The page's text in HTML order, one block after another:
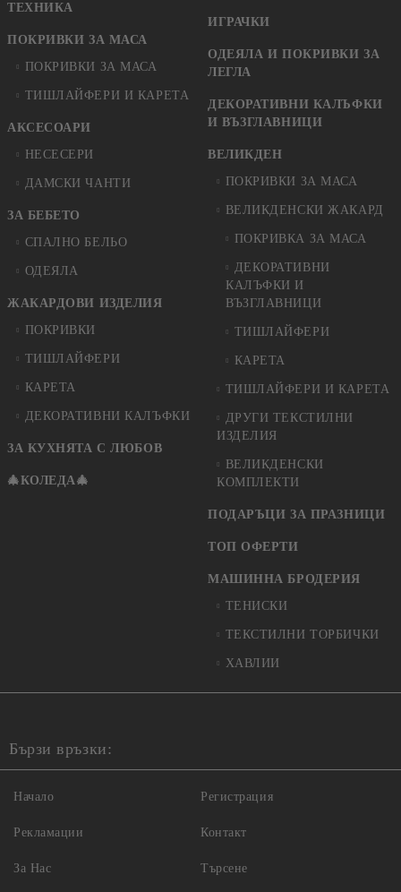
ТЕХНИКА
ПОКРИВКИ ЗА МАСА
ПОКРИВКИ ЗА МАСА
ТИШЛАЙФЕРИ И КАРЕТА
АКСЕСОАРИ
НЕСЕСЕРИ
ДАМСКИ ЧАНТИ
ЗА БЕБЕТО
СПАЛНО БЕЛЬО
ОДЕЯЛА
ЖАКАРДОВИ ИЗДЕЛИЯ
ПОКРИВКИ
ТИШЛАЙФЕРИ
КАРЕТА
ДЕКОРАТИВНИ КАЛЪФКИ
ЗА КУХНЯТА С ЛЮБОВ
🎄КОЛЕДА🎄
ИГРАЧКИ
ОДЕЯЛА И ПОКРИВКИ ЗА
ЛЕГЛА
ДЕКОРАТИВНИ КАЛЪФКИ
И ВЪЗГЛАВНИЦИ
ВЕЛИКДЕН
ПОКРИВКИ ЗА МАСА
ВЕЛИКДЕНСКИ ЖАКАРД
ПОКРИВКА ЗА МАСА
ДЕКОРАТИВНИ
КАЛЪФКИ И
ВЪЗГЛАВНИЦИ
ТИШЛАЙФЕРИ
КАРЕТА
ТИШЛАЙФЕРИ И КАРЕТА
ДРУГИ ТЕКСТИЛНИ
ИЗДЕЛИЯ
ВЕЛИКДЕНСКИ
КОМПЛЕКТИ
ПОДАРЪЦИ ЗА ПРАЗНИЦИ
ТОП ОФЕРТИ
МАШИННА БРОДЕРИЯ
ТЕНИСКИ
ТЕКСТИЛНИ ТОРБИЧКИ
ХАВЛИИ
Бързи връзки:
Начало
Рекламации
За Нас
Регистрация
Контакт
Търсене